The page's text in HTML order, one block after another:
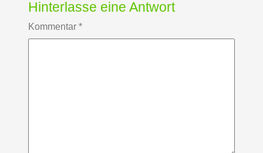
Hinterlasse eine Antwort
Kommentar *